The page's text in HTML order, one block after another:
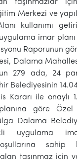
taşınmazlar
Merkezi ve
kullanımı
imar
Raporunun
Dalama
279 ada, 24
Belediyesinin
Kararı ile onaylı
göre Özel
Dalama
uygulama
sahip
taşınmaz için